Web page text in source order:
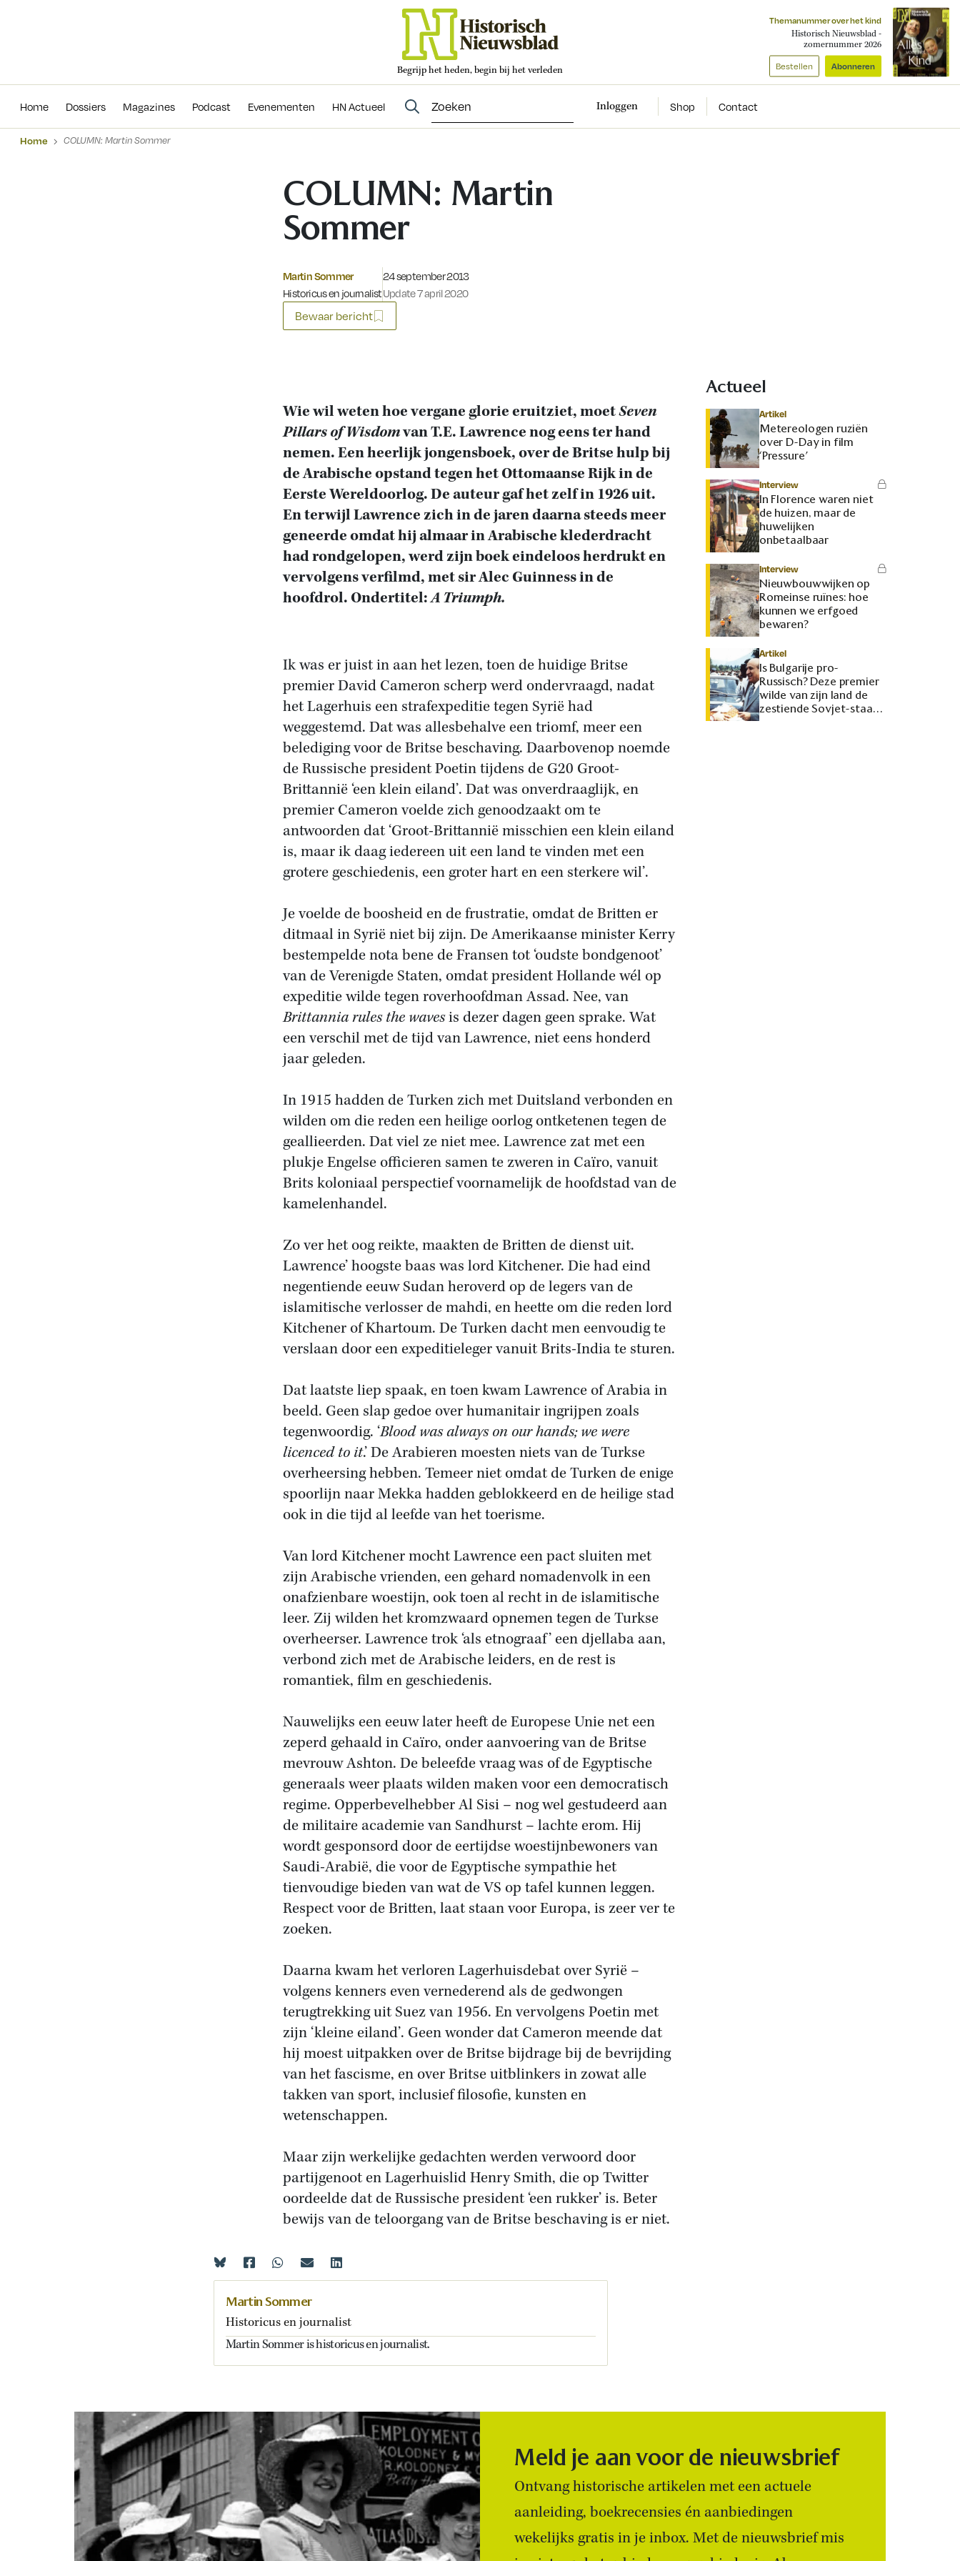
Begrijp het heden, begin bij het verleden
Themanummer over het kind
Historisch Nieuwsblad -
zomernummer 2026
Bestellen Abonneren
Home Dossiers Magazines Podcast Evenementen HN Actueel Inloggen Shop Contact
Evenementen
Home COLUMN: Martin Sommer
COLUMN: Martin
Sommer
Martin Sommer
Historicus en journalist
Gepubliceerd op:
24 september 2013
Update 7 april 2020
Bewaar bericht
Wie wil weten hoe vergane glorie eruitziet, moetSeven
Pillars of Wisdomvan T.E. Lawrence nog eens ter hand
nemen. Een heerlijk jongensboek, over de Britse hulp bij
de Arabische opstand tegen het Ottomaanse Rijk in de
Eerste Wereldoorlog. De auteur gaf het zelf in 1926 uit.
En terwijl Lawrence zich in de jaren daarna steeds meer
geneerde omdat hij almaar in Arabische klederdracht
had rondgelopen, werd zijn boek eindeloos herdrukt en
vervolgens verfilmd, met sir Alec Guinness in de
hoofdrol. Ondertitel:A Triumph.
Ik was er juist in aan het lezen, toen de huidige Britse
premier David Cameron scherp werd ondervraagd, nadat
het Lagerhuis een strafexpeditie tegen Syrië had
weggestemd. Dat was allesbehalve een triomf, meer een
belediging voor de Britse beschaving. Daarbovenop noemde
de Russische president Poetin tijdens de G20 Groot-
Brittannië ‘een klein eiland’. Dat was onverdraaglijk, en
premier Cameron voelde zich genoodzaakt om te
antwoorden dat ‘Groot-Brittannië misschien een klein eiland
is, maar ik daag iedereen uit een land te vinden met een
grotere geschiedenis, een groter hart en een sterkere wil’.
Je voelde de boosheid en de frustratie, omdat de Britten er
ditmaal in Syrië niet bij zijn. De Amerikaanse minister Kerry
bestempelde nota bene de Fransen tot ‘oudste bondgenoot’
van de Verenigde Staten, omdat president Hollande wél op
expeditie wilde tegen roverhoofdman Assad. Nee, van
Brittannia rules the wavesis dezer dagen geen sprake. Wat
een verschil met de tijd van Lawrence, niet eens honderd
jaar geleden.
In 1915 hadden de Turken zich met Duitsland verbonden en
wilden om die reden een heilige oorlog ontketenen tegen de
geallieerden. Dat viel ze niet mee. Lawrence zat met een
plukje Engelse officieren samen te zweren in Caïro, vanuit
Brits koloniaal perspectief voornamelijk de hoofdstad van de
kamelenhandel.
Zo ver het oog reikte, maakten de Britten de dienst uit.
Lawrence’ hoogste baas was lord Kitchener. Die had eind
negentiende eeuw Sudan heroverd op de legers van de
islamitische verlosser de mahdi, en heette om die reden lord
Kitchener of Khartoum. De Turken dacht men eenvoudig te
verslaan door een expeditieleger vanuit Brits-India te sturen.
Dat laatste liep spaak, en toen kwam Lawrence of Arabia in
beeld. Geen slap gedoe over humanitair ingrijpen zoals
tegenwoordig. ‘Blood was always on our hands; we were
licenced to it.’ De Arabieren moesten niets van de Turkse
overheersing hebben. Temeer niet omdat de Turken de enige
spoorlijn naar Mekka hadden geblokkeerd en de heilige stad
ook in die tijd al leefde van het toerisme.
Van lord Kitchener mocht Lawrence een pact sluiten met
zijn Arabische vrienden, een gehard nomadenvolk in een
onafzienbare woestijn, ook toen al recht in de islamitische
leer. Zij wilden het kromzwaard opnemen tegen de Turkse
overheerser. Lawrence trok ‘als etnograaf’ een djellaba aan,
verbond zich met de Arabische leiders, en de rest is
romantiek, film en geschiedenis.
Nauwelijks een eeuw later heeft de Europese Unie net een
zeperd gehaald in Caïro, onder aanvoering van de Britse
mevrouw Ashton. De beleefde vraag was of de Egyptische
generaals weer plaats wilden maken voor een democratisch
regime. Opperbevelhebber Al Sisi – nog wel gestudeerd aan
de militaire academie van Sandhurst – lachte erom. Hij
wordt gesponsord door de eertijdse woestijnbewoners van
Saudi-Arabië, die voor de Egyptische sympathie het
tienvoudige bieden van wat de VS op tafel kunnen leggen.
Respect voor de Britten, laat staan voor Europa, is zeer ver te
zoeken.
Daarna kwam het verloren Lagerhuisdebat over Syrië –
volgens kenners even vernederend als de gedwongen
terugtrekking uit Suez van 1956. En vervolgens Poetin met
zijn ‘kleine eiland’. Geen wonder dat Cameron meende dat
hij moest uitpakken over de Britse bijdrage bij de bevrijding
van het fascisme, en over Britse uitblinkers in zowat alle
takken van sport, inclusief filosofie, kunsten en
wetenschappen.
Maar zijn werkelijke gedachten werden verwoord door
partijgenoot en Lagerhuislid Henry Smith, die op Twitter
oordeelde dat de Russische president ‘een rukker’ is. Beter
bewijs van de teloorgang van de Britse beschaving is er niet.
Actueel
Artikel
Metereologen ruziën
over D-Day in film
‘Pressure’
Interview
In Florence waren niet
de huizen, maar de
huwelijken
onbetaalbaar
Interview
Nieuwbouwwijken op
Romeinse ruïnes: hoe
kunnen we erfgoed
bewaren?
Artikel
Is Bulgarije pro-
Russisch? Deze premier
wilde van zijn land de
zestiende Sovjet-staat
maken
Martin Sommer
Historicus en journalist
Martin Sommer is historicus en journalist.
Meld je aan voor de nieuwsbrief
Ontvang historische artikelen met een actuele
aanleiding, boekrecensies én aanbiedingen
wekelijks gratis in je inbox. Met de nieuwsbrief mis